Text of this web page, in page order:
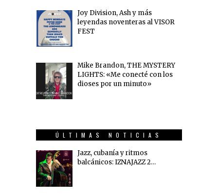
Joy Division, Ash y más
leyendas noventeras al VISOR
FEST
Mike Brandon, THE MYSTERY
LIGHTS: «Me conecté con los
dioses por un minuto»
ÚLTIMAS NOTICIAS
Jazz, cubanía y ritmos
balcánicos: IZNAJAZZ 2…